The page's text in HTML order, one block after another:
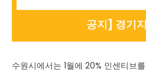
공지] 경기
수원시에서는 1월에 20% 인센티브